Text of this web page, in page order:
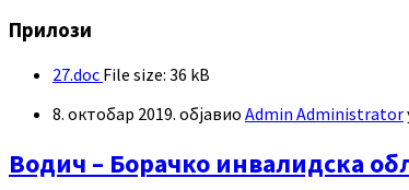
Прилози
27.doc File size: 36 kB
8. октобар 2019. објавио Admin Administrator
Водич – Борачко инвалидска